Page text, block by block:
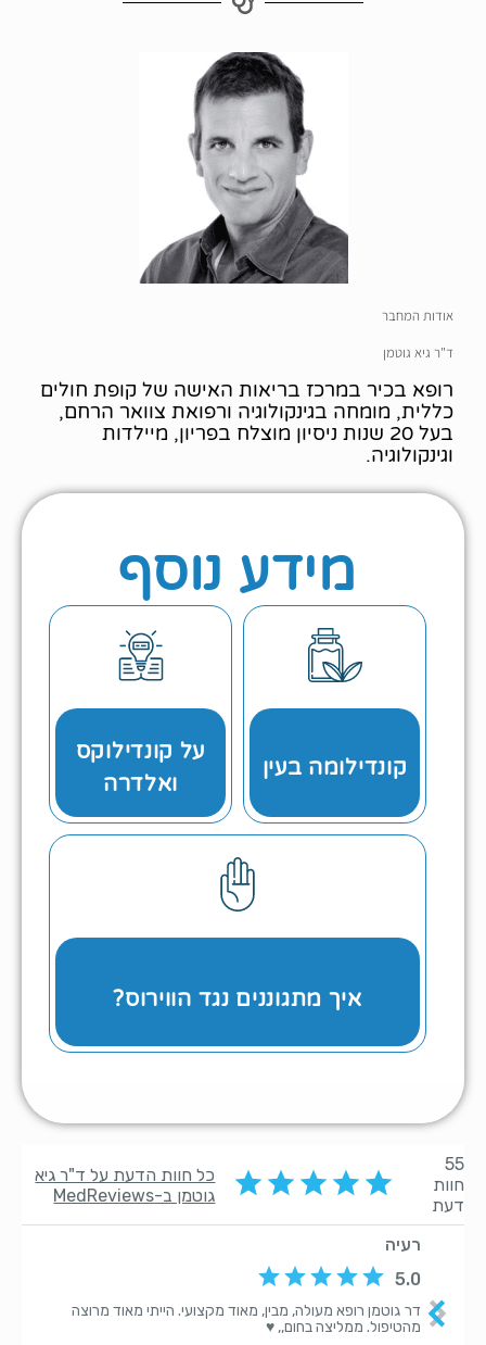
אודות המחבר
ד"ר גיא גוטמן
רופא בכיר במרכז בריאות האישה של קופת חולים
כללית, מומחה בגינקולוגיה ורפואת צוואר הרחם,
בעל 20 שנות ניסיון מוצלח בפריון, מיילדות
וגינקולוגיה.
מידע נוסף
קונדילומה בעין
לכל המידע
על קונדילוקס
ואלדרה
קראו על
הטיפול
איך מתגוננים נגד הווירוס?
לווירוס?